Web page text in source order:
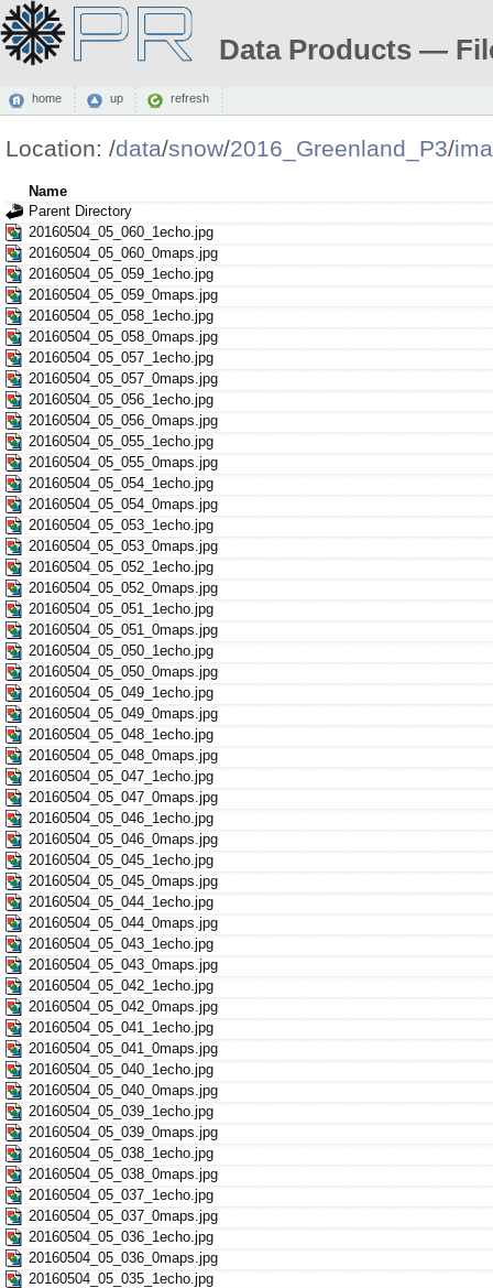
Data Products —
home up refresh
Location: /data/snow/2016_Greenland_P3/
Name
Parent Directory
20160504_05_060_1echo.jpg
20160504_05_060_0maps.jpg
20160504_05_059_1echo.jpg
20160504_05_059_0maps.jpg
20160504_05_058_1echo.jpg
20160504_05_058_0maps.jpg
20160504_05_057_1echo.jpg
20160504_05_057_0maps.jpg
20160504_05_056_1echo.jpg
20160504_05_056_0maps.jpg
20160504_05_055_1echo.jpg
20160504_05_055_0maps.jpg
20160504_05_054_1echo.jpg
20160504_05_054_0maps.jpg
20160504_05_053_1echo.jpg
20160504_05_053_0maps.jpg
20160504_05_052_1echo.jpg
20160504_05_052_0maps.jpg
20160504_05_051_1echo.jpg
20160504_05_051_0maps.jpg
20160504_05_050_1echo.jpg
20160504_05_050_0maps.jpg
20160504_05_049_1echo.jpg
20160504_05_049_0maps.jpg
20160504_05_048_1echo.jpg
20160504_05_048_0maps.jpg
20160504_05_047_1echo.jpg
20160504_05_047_0maps.jpg
20160504_05_046_1echo.jpg
20160504_05_046_0maps.jpg
20160504_05_045_1echo.jpg
20160504_05_045_0maps.jpg
20160504_05_044_1echo.jpg
20160504_05_044_0maps.jpg
20160504_05_043_1echo.jpg
20160504_05_043_0maps.jpg
20160504_05_042_1echo.jpg
20160504_05_042_0maps.jpg
20160504_05_041_1echo.jpg
20160504_05_041_0maps.jpg
20160504_05_040_1echo.jpg
20160504_05_040_0maps.jpg
20160504_05_039_1echo.jpg
20160504_05_039_0maps.jpg
20160504_05_038_1echo.jpg
20160504_05_038_0maps.jpg
20160504_05_037_1echo.jpg
20160504_05_037_0maps.jpg
20160504_05_036_1echo.jpg
20160504_05_036_0maps.jpg
20160504_05_035_1echo.jpg